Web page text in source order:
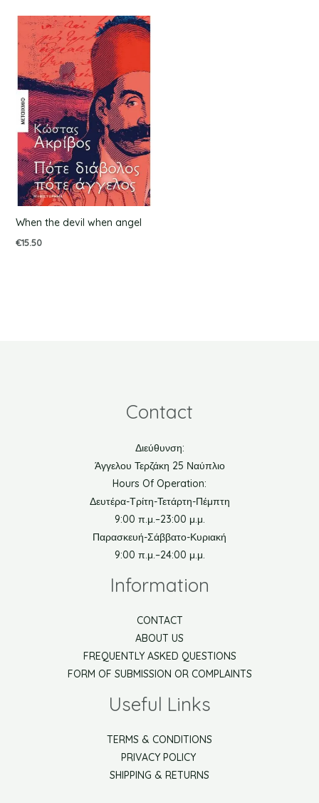
When the devil when angel
€15.50
Contact
Διεύθυνση:
Άγγελου Τερζάκη 25 Ναύπλιο
Hours Of Operation:
Δευτέρα-Τρίτη-Τετάρτη-Πέμπτη
9:00 π.μ.–23:00 μ.μ.
Παρασκευή-Σάββατο-Κυριακή
9:00 π.μ.–24:00 μ.μ.
Information
CONTACT
ABOUT US
FREQUENTLY ASKED QUESTIONS
FORM OF SUBMISSION OR COMPLAINTS
Useful Links
TERMS & CONDITIONS
PRIVACY POLICY
SHIPPING & RETURNS